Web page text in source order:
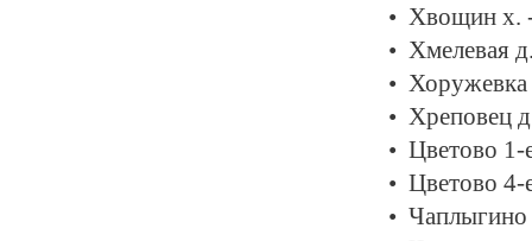
Хвощин х.
Хмелевая
Хреповец
Цветово 1-
Цветово 4-